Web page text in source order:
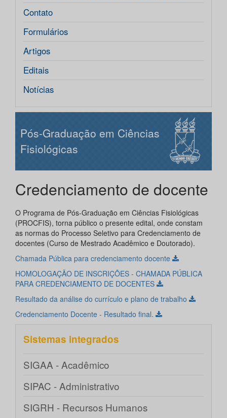
Contato
Formulários
Artigos
Editais
Notícias
Pós-Graduação em Ciências
Fisiológicas
Credenciamento de docente
O Programa de Pós-Graduação em Ciências Fisiológicas
(PROCFIS), torna público o presente edital, onde constam
as normas do Processo Seletivo para Credenciamento de
docentes (Curso de Mestrado Acadêmico e Doutorado).
Chamada Pública para credenciamento docente
HOMOLOGAÇÃO DE INSCRIÇÕES - CHAMADA PÚBLICA
PARA CREDENCIAMENTO DE DOCENTES
Resultado da análise do currículo e plano de trabalho
Credenciamento Docente - Resultado final.
Sistemas integrados
SIGAA - Acadêmico
SIPAC - Administrativo
SIGRH - Recursos Humanos